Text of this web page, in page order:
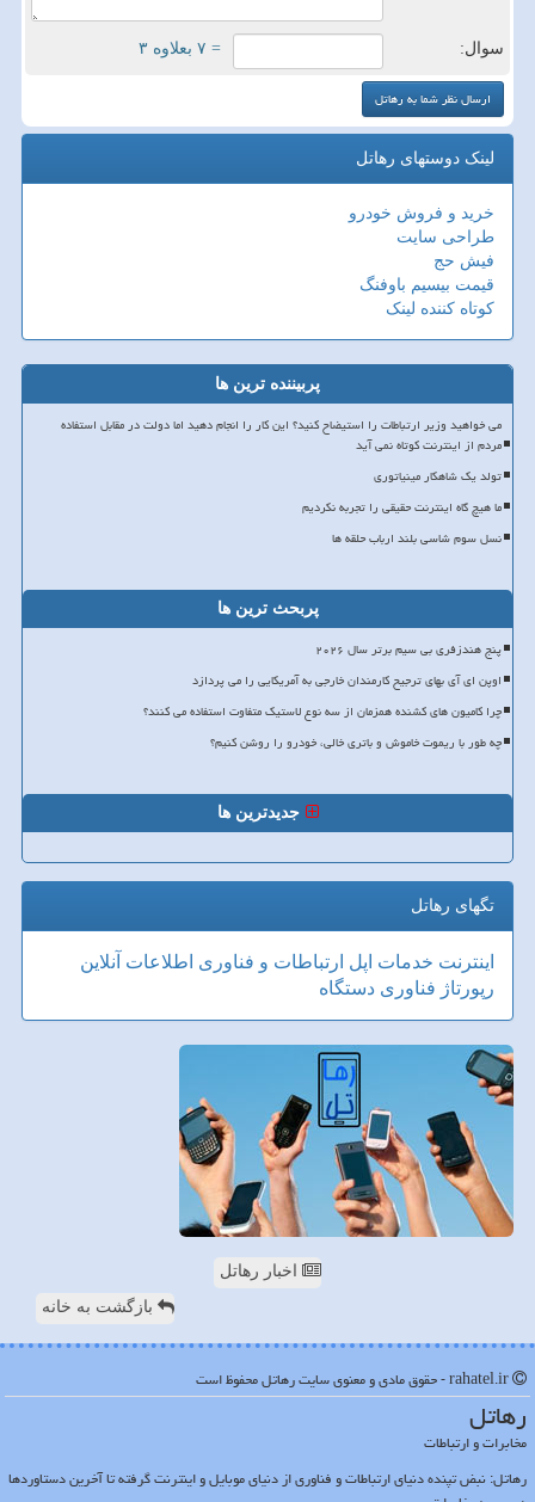
سوال: = ۷ بعلاوه ۳
لینک دوستهای رهاتل
خرید و فروش خودرو
طراحی سایت
فیش حج
قیمت بیسیم باوفنگ
کوتاه کننده لینک
پربیننده ترین ها
می خواهید وزیر ارتباطات را استیضاح کنید؟ این کار را انجام دهید اما دولت در مقابل استفاده
مردم از اینترنت کوتاه نمی آید
تولد یک شاهکار مینیاتوری
ما هیچ گاه اینترنت حقیقی را تجربه نکردیم
نسل سوم شاسی بلند ارباب حلقه ها
پربحث ترین ها
پنج هندزفری بی سیم برتر سال ۲۰۲۶
اوپن ای آی بهای ترجیح کارمندان خارجی به آمریکایی را می پردازد
چرا کامیون های کشنده همزمان از سه نوع لاستیک متفاوت استفاده می کنند؟
چه طور با ریموت خاموش و باتری خالی، خودرو را روشن کنیم؟
جدیدترین ها
تگهای رهاتل
اینترنت خدمات اپل ارتباطات و فناوری اطلاعات آنلاین
رپورتاژ فناوری دستگاه
اخبار رهاتل
بازگشت به خانه
رهاتل
مخابرات و ارتباطات
رهاتل: نبض تپنده دنیای ارتباطات و فناوری از دنیای موبایل و اینترنت گرفته تا آخرین دستاوردها